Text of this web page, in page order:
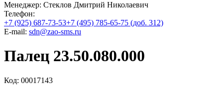
Менеджер: Стеклов Дмитрий Николаевич
Телефон:
+7 (925) 687-73-53+7 (495) 785-65-75 (доб. 312)
E-mail: sdn@zao-sms.ru
Палец 23.50.080.000
Код: 00017143